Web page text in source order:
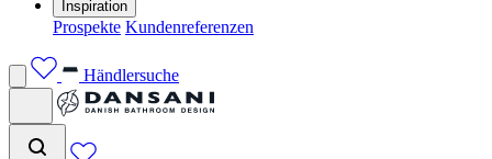
Inspiration
Prospekte Kundenreferenzen
Händlersuche